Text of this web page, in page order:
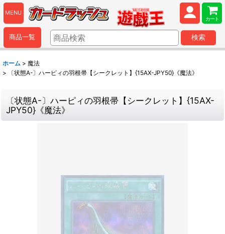
MENU
カート
商品一覧 検索
ホーム > 魔法
>
〔状態A-〕ハーピィの羽根帚【シークレット】{15AX-JPY50}《魔法》
〔状態A-〕ハーピィの羽根帚【シークレット】{15AX-
JPY50}《魔法》